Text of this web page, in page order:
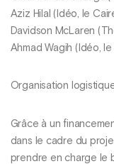
Aziz Hilal (Idéo, le
Davidson McLaren
Ahmad Wagih (Idéo, le
Organisation
Grâce à un
dans le cadre du
prendre en charge le